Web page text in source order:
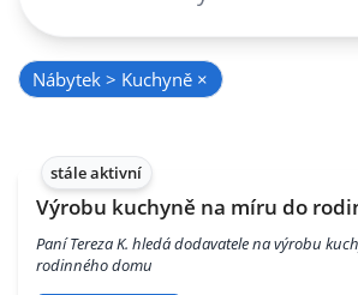
Nábytek > Kuchyně ×
stále aktivní
Výrobu kuchyně na míru do
Paní Tereza K. hledá dodavatele na výrobu
rodinného domu